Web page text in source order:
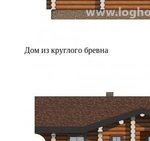
Дом из круглого бревна